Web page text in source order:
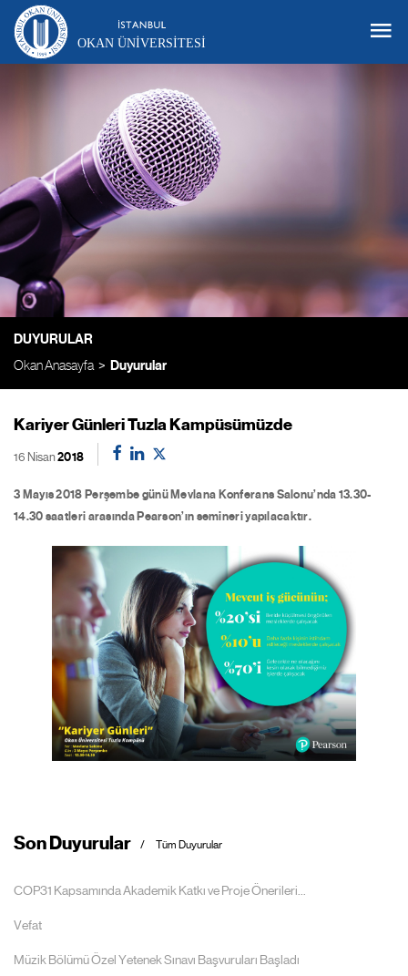
OKAN ÜNIVERSITESI
DUYURULAR
Okan Anasayfa Duyurular
Kariyer Günleri Tuzla Kampüsümüzde
16 Nisan2018
3 Mayıs 2018 Perşembe günü Mevlana Konferans Salonu’nda 13.30-
14.30 saatleri arasında Pearson’ın semineri yapılacaktır.
Son Duyurular Tüm Duyurular
COP31 Kapsamında Akademik Katkı ve Proje Önerileri...
Vefat
Müzik Bölümü Özel Yetenek Sınavı Başvuruları Başladı